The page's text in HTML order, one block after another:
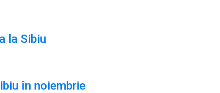
la Sibiu
în noiembrie